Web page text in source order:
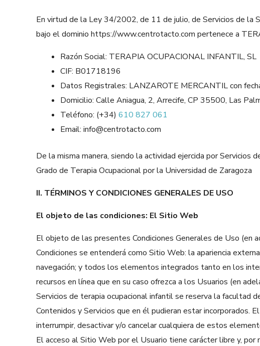
En virtud de la Ley 34/2002, de 11 de julio, de Servicios de la
bajo el dominio https://www.centrotacto.com pertenece a
Razón Social: TERAPIA OCUPACIONAL
CIF: B01718196
Datos Registrales: LANZAROTE MERCANTIL con
Domicilio: Calle Aniagua, 2, Arrecife, CP 35500, Las
Teléfono: (+34) 610 827 061
Email: info@centrotacto.com
De la misma manera, siendo la actividad ejercida por Servicios
Grado de Terapia Ocupacional por la Universidad de Zaragoza
II. TÉRMINOS Y CONDICIONES GENERALES DE USO
El objeto de las condiciones: El Sitio Web
El objeto de las presentes Condiciones Generales de Uso
Condiciones se entenderá como Sitio Web: la apariencia
navegación; y todos los elementos integrados tanto en los
recursos en línea que en su caso ofrezca a los Usuarios (en
Servicios de terapia ocupacional infantil se reserva la facultad
Contenidos y Servicios que en él pudieran estar incorporados.
interrumpir, desactivar y/o cancelar cualquiera de estos
El acceso al Sitio Web por el Usuario tiene carácter libre y,